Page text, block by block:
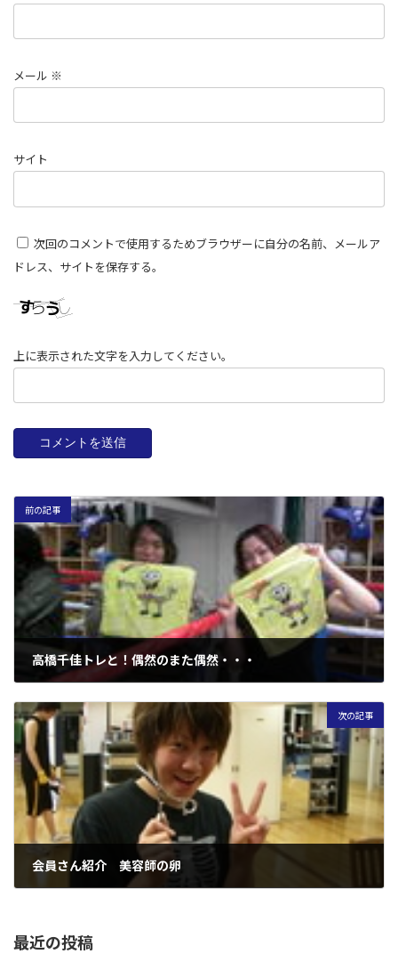
メール ※
サイト
次回のコメントで使用するためブラウザーに自分の名前、メールア
ドレス、サイトを保存する。
上に表示された文字を入力してください。
前の記事
高橋千佳トレと！偶然のまた偶然・・・
次の記事
会員さん紹介 美容師の卵
最近の投稿